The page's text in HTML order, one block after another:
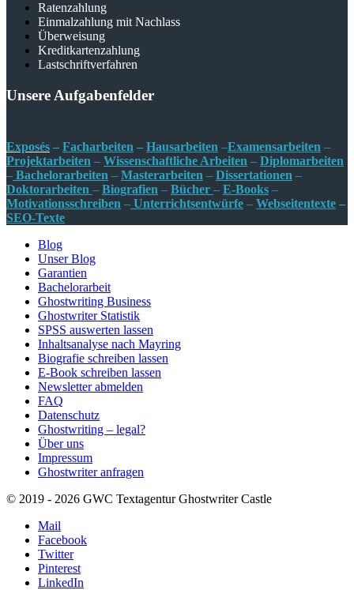
Ratenzahlung
Einmalzahlung mit Nachlass
Überweisung
Kreditkartenzahlung
Lastschriftverfahren
Unsere Aufgabenfelder
Exposés – Facharbeiten – Hausarbeiten –Examensarbeiten –
Projektarbeiten – Wissenschaftliche Arbeiten – Diplomarbeiten
– Bachelorarbeiten – Masterarbeiten – Dissertationen –
Doktorarbeiten – Biografien – Bücher – E-Books –
Motivationsschreiben – Unterrichtsentwürfe – Webseitentexte –
SEO-Texte
Blog
Unser Blog
Garantien
Bachelorarbeit
Ghostwriting Business
Ghostwriter Statistik
SPSS auswerten lassen
Inhaltsanalyse nach Mayring
Biografie schreiben lassen
E-Book schreiben lassen
Newsletter abmelden
FAQ
Datenschutz
Ghostwriting – legal?
Über uns
Impressum
Ghostwriter anfragen
© 2019 - 2026 GWC Textagentur Ghostwriter Castle
Mail
Facebook
Twitter
Pinterest
LinkedIn